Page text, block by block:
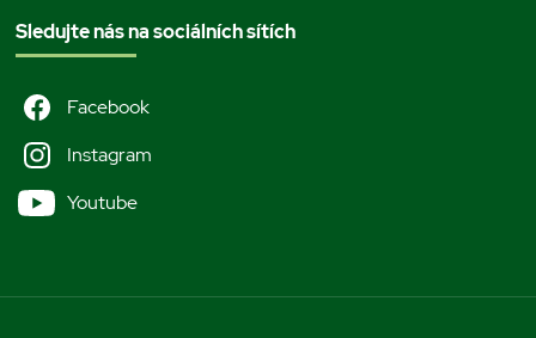
Sledujte nás na sociálních sítích
Facebook
Instagram
Youtube